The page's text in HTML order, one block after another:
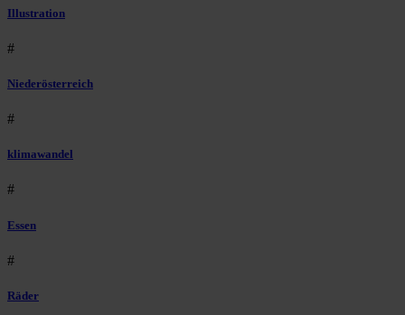
Illustration
#
Niederösterreich
#
klimawandel
#
Essen
#
Räder